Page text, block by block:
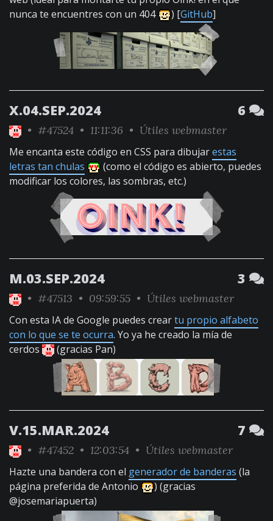
nunca te encuentres con un 404
) [GitHub]
X.04.SEP.2024 6
• #47524 • 11:11:36 • Útiles webmaster
Me encanta este código en CSS para dibujarestas
letras tan chulas
(como el código es abierto, puedes
modificar los colores, las sombras, etc.)
M.03.SEP.2024 3
• #47513 • 09:59:55 • Útiles webmaster
Con esta IA de Google puedes creartu propio alfabeto
con lo que se te ocurra. Yo ya he creado la mía de
cerdos
(gracias Pan)
V.15.MAR.2024 7
• #47452 • 12:03:54 • Útiles webmaster
Hazte una bandera con el generador de banderas (la
página preferida de Antonio
) (gracias
@josemariapuerta)